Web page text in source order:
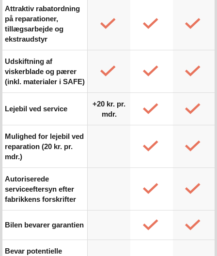
Attraktiv rabatordning
på reparationer,
tillægsarbejde og
ekstraudstyr
Udskiftning af
viskerblade og pærer
(inkl. materialer i SAFE)
Lejebil ved service
+20 kr. pr.
mdr.
Mulighed for lejebil ved
reparation (20 kr. pr.
mdr.)
Autoriserede
serviceeftersyn efter
fabrikkens forskrifter
Bilen bevarer garantien
Bevar potentielle